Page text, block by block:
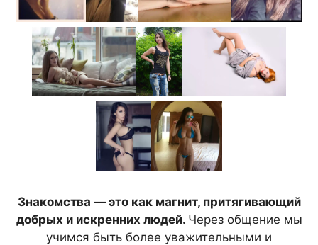
Знакомства — это как магнит, притягивающий
добрых и искренних людей. Через общение мы
учимся быть более уважительными и